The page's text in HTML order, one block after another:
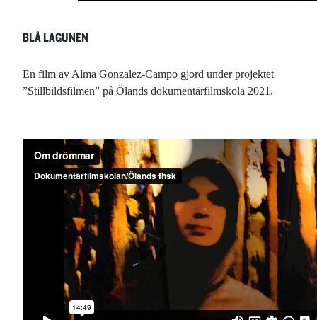
BLÅ LAGUNEN
En film av Alma Gonzalez-Campo gjord under projektet
”Stillbildsfilmen” på Ölands dokumentärfilmskola 2021.